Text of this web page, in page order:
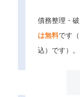
債務整理・
は無料です
込）です）。